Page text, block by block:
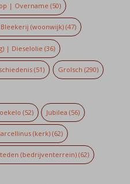
| Overname (50)
Bleekerij (woonwijk) (47)
| Dieselolie (36)
(51) Grolsch (290)
(52) Jubilea (56)
(kerk)(62)
(bedrijventerrein)(62)